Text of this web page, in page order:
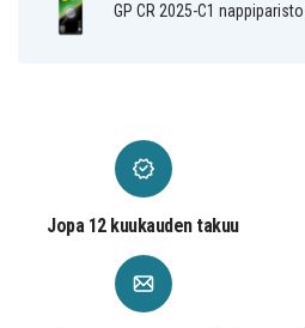
GP CR 2025-C1 nappiparisto
Jopa 12 kuukauden takuu